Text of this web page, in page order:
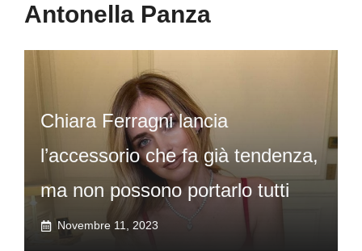
Antonella Panza
Chiara Ferragni lancia
l’accessorio che fa già tendenza,
ma non possono portarlo tutti
Novembre 11, 2023